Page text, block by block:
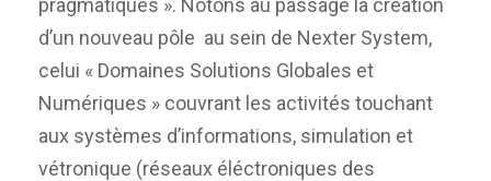
pragmatiques ». Notons au passage la création
d’un nouveau pôle au sein de Nexter System,
celui « Domaines Solutions Globales et
Numériques » couvrant les activités touchant
aux systèmes d’informations, simulation et
vétronique (réseaux éléctroniques des